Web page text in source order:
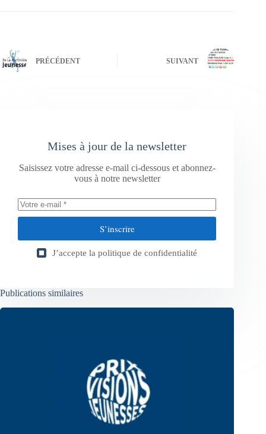
PRÉCÉDENT SUIVANT
Mises à jour de la newsletter
Saisissez votre adresse e-mail ci-dessous et abonnez-
vous à notre newsletter
S’inscrire
J’accepte la politique de confidentialité
Publications similaires